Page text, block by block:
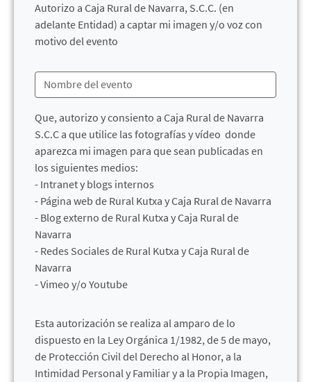
Autorizo a Caja Rural de Navarra, S.C.C. (en
adelante Entidad) a captar mi imagen y/o voz con
motivo del evento
Que, autorizo y consiento a Caja Rural de Navarra
S.C.C a que utilice las fotografías y vídeo donde
aparezca mi imagen para que sean publicadas en
los siguientes medios:
- Intranet y blogs internos
- Página web de Rural Kutxa y Caja Rural de Navarra
- Blog externo de Rural Kutxa y Caja Rural de
Navarra
- Redes Sociales de Rural Kutxa y Caja Rural de
Navarra
- Vimeo y/o Youtube
Esta autorización se realiza al amparo de lo
dispuesto en la Ley Orgánica 1/1982, de 5 de mayo,
de Protección Civil del Derecho al Honor, a la
Intimidad Personal y Familiar y a la Propia Imagen,